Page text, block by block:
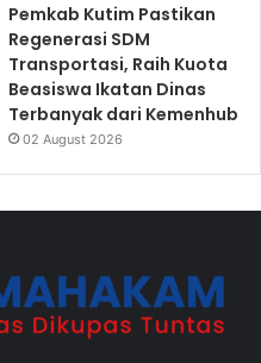
Pemkab Kutim Pastikan
Regenerasi SDM
Transportasi, Raih Kuota
Beasiswa Ikatan Dinas
Terbanyak dari Kemenhub
02 August 2026